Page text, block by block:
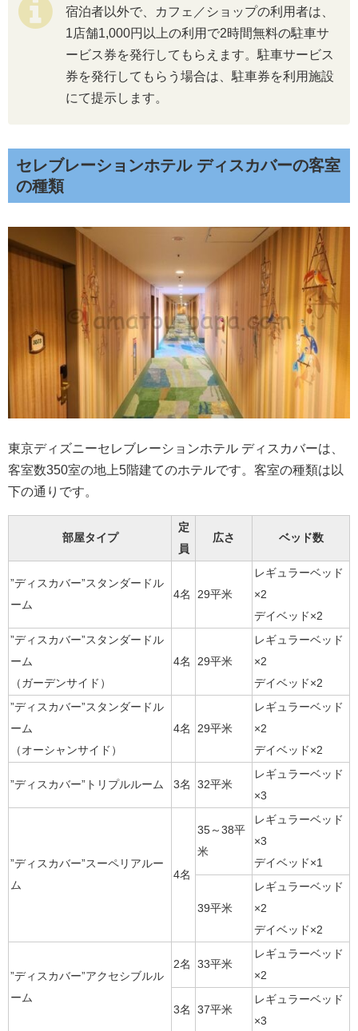
宿泊者以外で、カフェ／ショップの利用者は、
1店舗1,000円以上の利用で2時間無料の駐車サ
ービス券を発行してもらえます。駐車サービス
券を発行してもらう場合は、駐車券を利用施設
にて提示します。
セレブレーションホテル ディスカバーの客室
の種類
東京ディズニーセレブレーションホテル ディスカバーは、
客室数350室の地上5階建てのホテルです。客室の種類は以
下の通りです。
部屋タイプ
定
員
広さ ベッド数
”ディスカバー”スタンダードル
ーム
4名 29平米
レギュラーベッド
×2
デイベッド×2
”ディスカバー”スタンダードル
ーム
（ガーデンサイド）
4名 29平米
レギュラーベッド
×2
デイベッド×2
”ディスカバー”スタンダードル
ーム
（オーシャンサイド）
4名 29平米
レギュラーベッド
×2
デイベッド×2
”ディスカバー”トリプルルーム 3名 32平米
レギュラーベッド
×3
”ディスカバー”スーペリアルー
ム
4名
35～38平
米
レギュラーベッド
×3
デイベッド×1
39平米
レギュラーベッド
×2
デイベッド×2
”ディスカバー”アクセシブルル
ーム
2名 33平米
レギュラーベッド
×2
3名 37平米
レギュラーベッド
×3